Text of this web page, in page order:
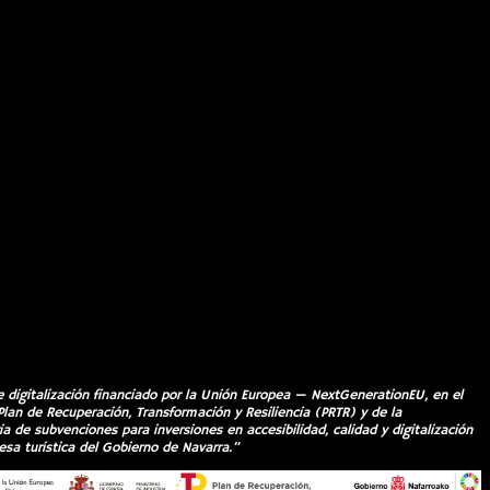
digitalización financiado por la Unión Europea — NextGenerationEU, en el
de Recuperación, Transformación y Resiliencia (PRTR) y de la
de subvenciones para inversiones en accesibilidad, calidad y digitalización
turística del Gobierno de Navarra.”